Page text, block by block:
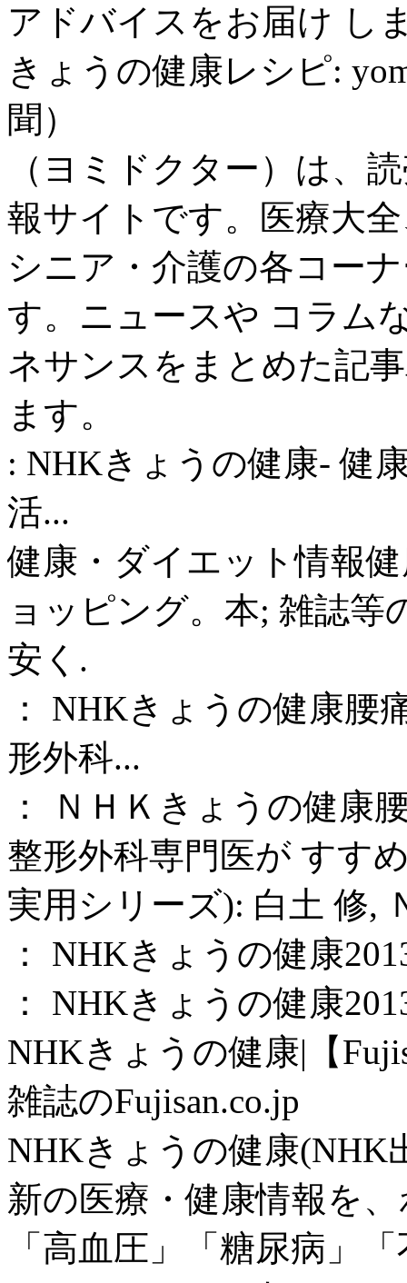
アドバイスをお届け し
きょうの健康レシピ:
聞）
（ヨミドクター）は、
報サイトです。医療大
シニア・介護の各コー
す。ニュースや コラム
ネサンスをまとめた記
ます。
: NHKきょうの健康- 健
活...
健康・ダイエット情報
ョッピング。本; 雑誌
安く.
： NHKきょうの健康
形外科...
： ＮＨＫきょうの健
整形外科専門医が すす
実用シリーズ): 白土 修,
： NHKきょうの健康
： NHKきょうの健康
NHKきょうの健康|【
雑誌のFujisan.co.jp
NHKきょうの健康(NHK
新の医療・健康情報を
「高血圧」「糖尿病」